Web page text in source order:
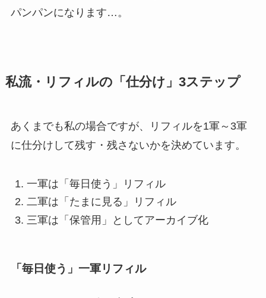
パンパンになります…。
私流・リフィルの「仕分け」3ステップ
あくまでも私の場合ですが、リフィルを1軍～3軍
に仕分けして残す・残さないかを決めています。
一軍は「毎日使う」リフィル
二軍は「たまに見る」リフィル
三軍は「保管用」としてアーカイブ化
「毎日使う」一軍リフィル